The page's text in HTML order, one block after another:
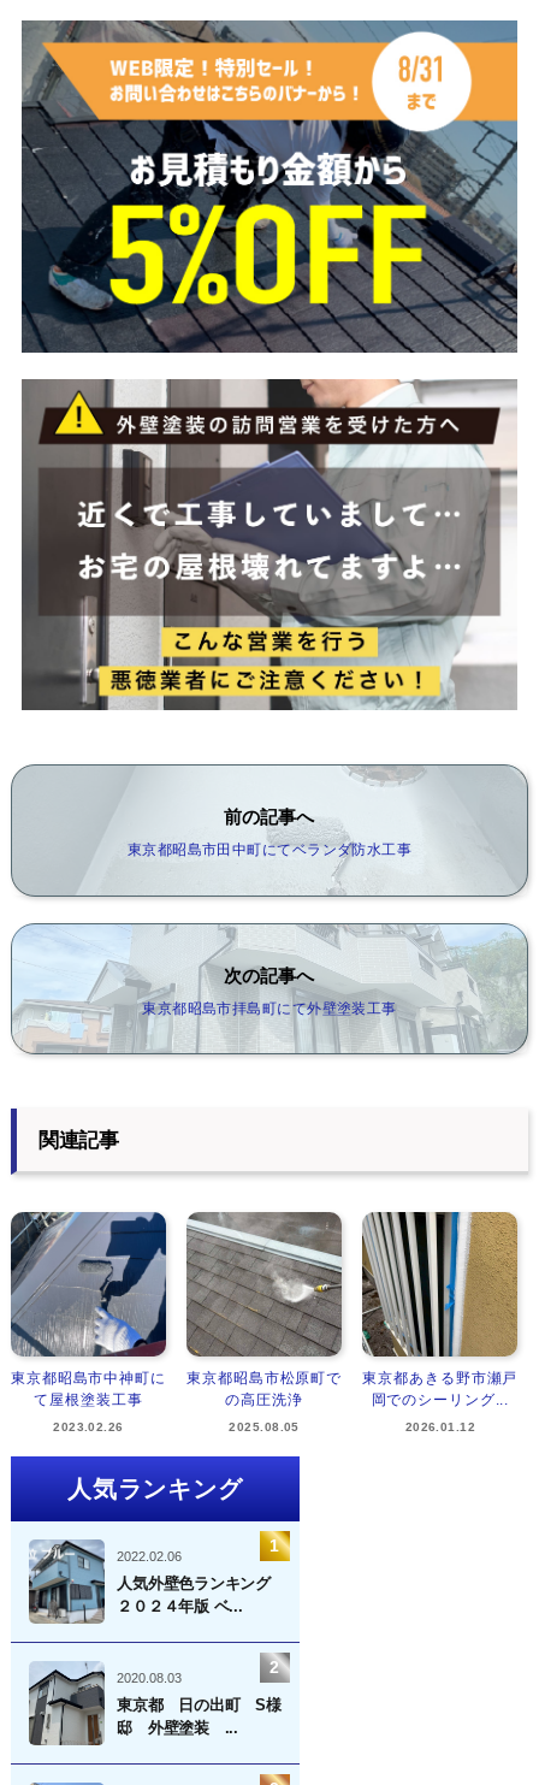
前の記事へ
東京都昭島市田中町にてベランダ防水工事
次の記事へ
東京都昭島市拝島町にて外壁塗装工事
関連記事
東京都昭島市中神町に
て屋根塗装工事
2023.02.26
東京都昭島市松原町で
の高圧洗浄
2025.08.05
東京都あきる野市瀬戸
岡でのシーリング...
2026.01.12
人気ランキング
2022.02.06
人気外壁色ランキング
２０２４年版 ベ...
2020.08.03
東京都 日の出町 S様
邸 外壁塗装 ...